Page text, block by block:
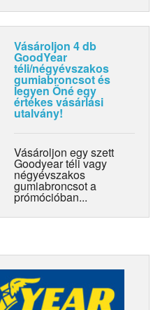
Vásároljon 4 db
GoodYear
téli/négyévszakos
gumiabroncsot és
legyen Öné egy
értékes vásárlási
utalvány!
Vásároljon egy szett
Goodyear téli vagy
négyévszakos
gumiabroncsot a
prómócióban...